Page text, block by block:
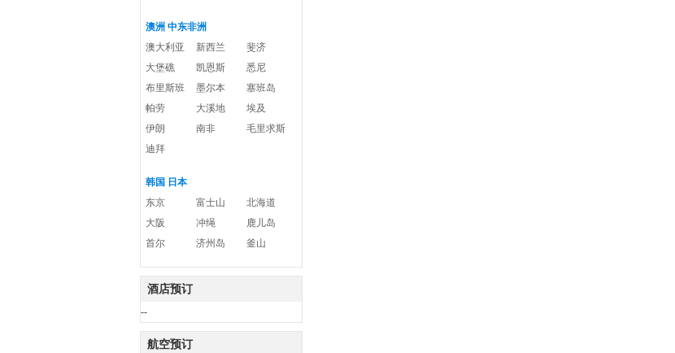
澳洲 中东非洲
澳大利亚
新西兰
斐济
大堡礁
凯恩斯
悉尼
布里斯班
墨尔本
塞班岛
帕劳
大溪地
埃及
伊朗
南非
毛里求斯
迪拜
韩国 日本
东京
富士山
北海道
大阪
冲绳
鹿儿岛
首尔
济州岛 釜山
酒店预订
--
航空预订